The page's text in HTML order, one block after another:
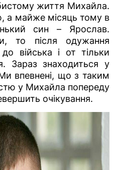
життя Михайла.
а майже місяць тому в
син – Ярослав.
після одужання
війська і от тільки
Зараз знаходиться у
впевнені, що з таким
у Михайла попереду
очікування.